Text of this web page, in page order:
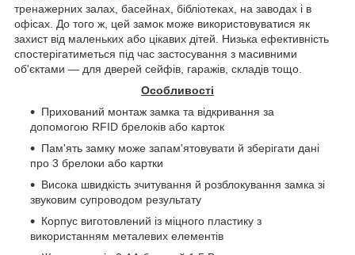
тренажерних залах, басейнах, бібліотеках, на заводах і в
офісах. До того ж, цей замок може використовуватися як
захист від маленьких або цікавих дітей. Низька ефективність
спостерігатиметься під час застосування з масивними
об'єктами — для дверей сейфів, гаражів, складів тощо.
Особливості
Прихований монтаж замка та відкривання за
допомогою RFID брелоків або карток
Пам'ять замку може запам'ятовувати й зберігати дані
про 3 брелоки або картки
Висока швидкість зчитування й розблокування замка зі
звуковим супроводом результату
Корпус виготовлений із міцного пластику з
використанням металевих елементів